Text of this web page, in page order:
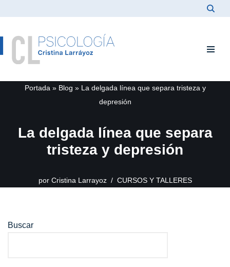
al
contenido
Portada » Blog » La delgada línea que separa tristeza y
depresión
La delgada línea que separa
tristeza y depresión
por Cristina Larrayoz CURSOS Y TALLERES
Buscar